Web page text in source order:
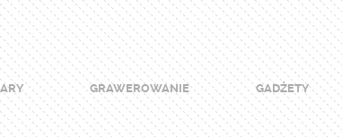
GRAWEROWANIE GADŻETY